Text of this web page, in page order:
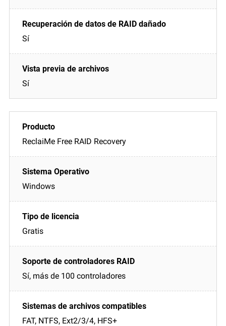
Sí
Sí
ReclaiMe Free RAID Recovery
Windows
Gratis
Sí, más de 100 controladores
FAT, NTFS, Ext2/3/4, HFS+